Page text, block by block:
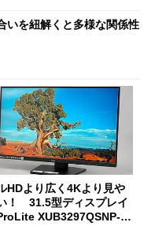
いを紐解くと多様な関係性
HDより広く4Kより見や
！ 31.5型ディスプレイ
ProLite XUB3297QSNP-B